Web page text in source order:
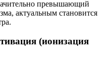
превышающий
актуальным становится
(ионизация